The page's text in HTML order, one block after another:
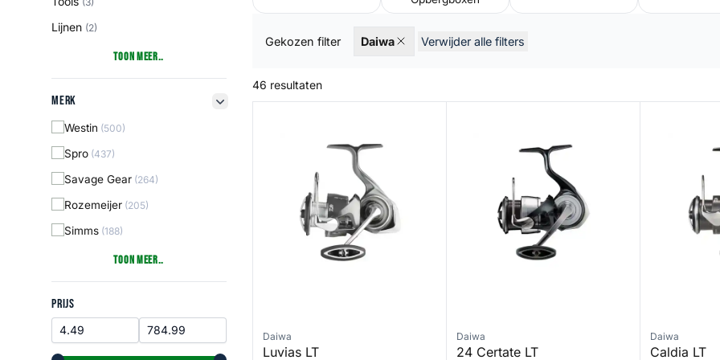
Lijnen (2)
Toon Meer..
Merk
Merk filter button
Westin (500)
Spro (437)
Savage Gear (264)
Rozemeijer (205)
Simms (188)
Toon Meer..
Prijs
PRIJS
Gekozen filter Daiwa Verwijder alle filters
46 resultaten
Daiwa
Luvias LT
Daiwa
24 Certate LT
Daiwa
Caldia LT